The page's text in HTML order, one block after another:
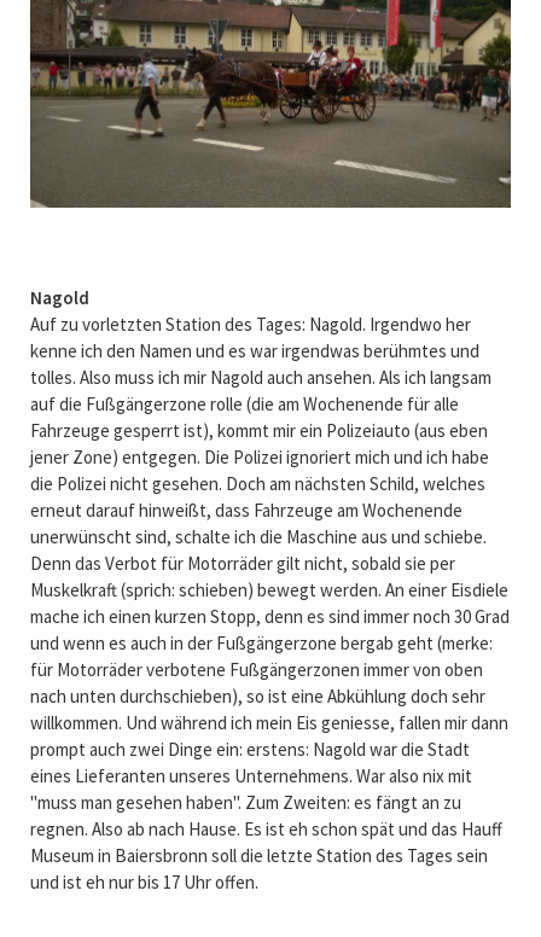
Nagold
Auf zu vorletzten Station des Tages: Nagold. Irgendwo her
kenne ich den Namen und es war irgendwas berühmtes und
tolles. Also muss ich mir Nagold auch ansehen. Als ich langsam
auf die Fußgängerzone rolle (die am Wochenende für alle
Fahrzeuge gesperrt ist), kommt mir ein Polizeiauto (aus eben
jener Zone) entgegen. Die Polizei ignoriert mich und ich habe
die Polizei nicht gesehen. Doch am nächsten Schild, welches
erneut darauf hinweißt, dass Fahrzeuge am Wochenende
unerwünscht sind, schalte ich die Maschine aus und schiebe.
Denn das Verbot für Motorräder gilt nicht, sobald sie per
Muskelkraft (sprich: schieben) bewegt werden. An einer Eisdiele
mache ich einen kurzen Stopp, denn es sind immer noch 30 Grad
und wenn es auch in der Fußgängerzone bergab geht (merke:
für Motorräder verbotene Fußgängerzonen immer von oben
nach unten durchschieben), so ist eine Abkühlung doch sehr
willkommen. Und während ich mein Eis geniesse, fallen mir dann
prompt auch zwei Dinge ein: erstens: Nagold war die Stadt
eines Lieferanten unseres Unternehmens. War also nix mit
"muss man gesehen haben". Zum Zweiten: es fängt an zu
regnen. Also ab nach Hause. Es ist eh schon spät und das Hauff
Museum in Baiersbronn soll die letzte Station des Tages sein
und ist eh nur bis 17 Uhr offen.